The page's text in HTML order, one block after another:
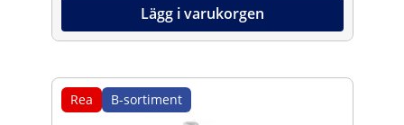
Lägg i varukorgen
Rea B-sortiment